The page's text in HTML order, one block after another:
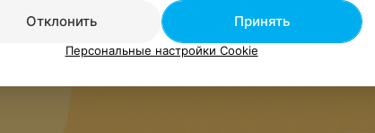
Отклонить
Принять
Персональные настройки Cookie